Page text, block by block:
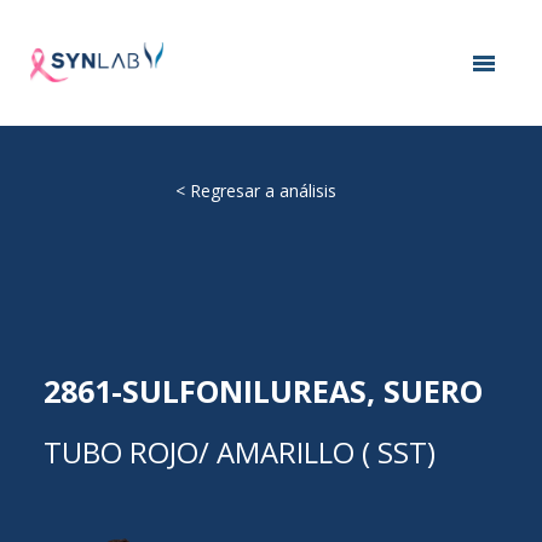
< Regresar a análisis
2861-SULFONILUREAS, SUERO
TUBO ROJO/ AMARILLO ( SST)